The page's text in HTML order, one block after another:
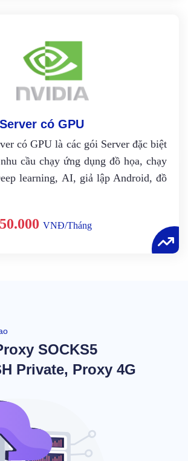
có GPU
có GPU là các gói Server đặc biệt
cầu chạy ứng dụng đồ họa, chạy
learning, AI, giả lập Android, đồ
VNĐ/Tháng
SOCKS5
Private, Proxy 4G